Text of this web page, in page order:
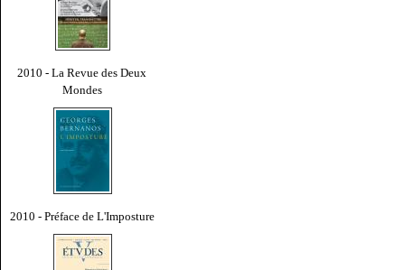
2010 - La Revue des Deux
Mondes
2010 - Préface de L'Imposture